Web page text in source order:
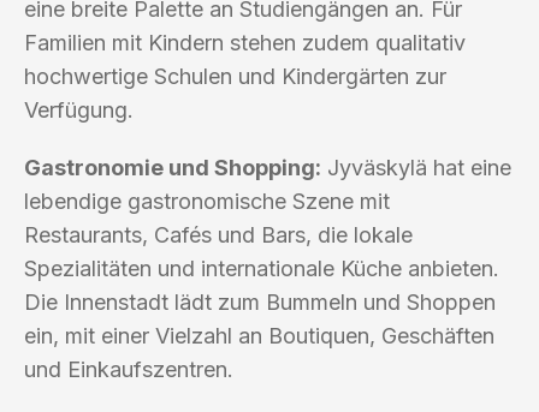
eine breite Palette an Studiengängen an. Für
Familien mit Kindern stehen zudem qualitativ
hochwertige Schulen und Kindergärten zur
Verfügung.
Gastronomie und Shopping: Jyväskylä hat eine
lebendige gastronomische Szene mit
Restaurants, Cafés und Bars, die lokale
Spezialitäten und internationale Küche anbieten.
Die Innenstadt lädt zum Bummeln und Shoppen
ein, mit einer Vielzahl an Boutiquen, Geschäften
und Einkaufszentren.